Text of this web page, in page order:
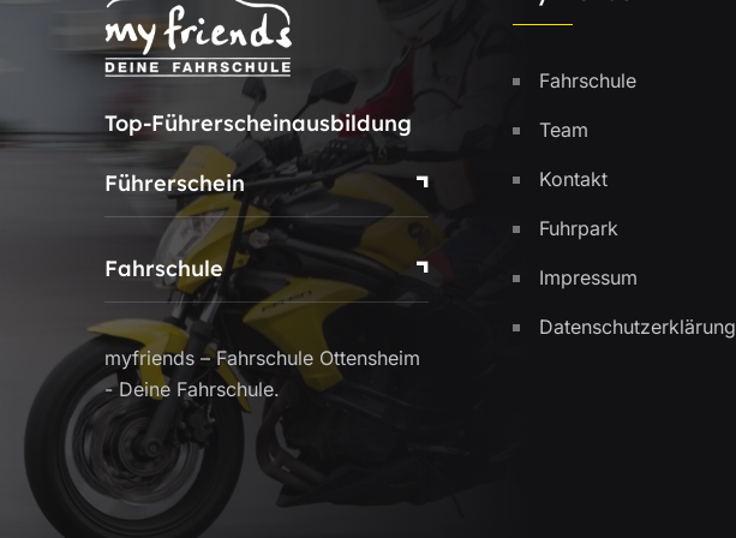
Top-Führerscheinausbildung
Führerschein
Fahrschule
myfriends – Fahrschule Ottensheim
- Deine Fahrschule.
Fahrschule
Team
Kontakt
Fuhrpark
Impressum
Datenschutzerklärung